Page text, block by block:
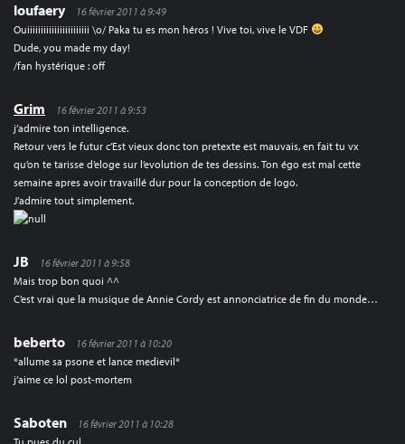
loufaery
16 février 2011 à 9:49
Ouiiiiiiiiiiiiiiiiiiiiiii \o/ Paka tu es mon héros ! Vive toi, vive le VDF
Dude, you made my day!
/fan hystérique : off
Grim
16 février 2011 à 9:53
j’admire ton intelligence.
Retour vers le futur c’Est vieux donc ton pretexte est mauvais, en fait tu vx
qu’on te tarisse d’eloge sur l’evolution de tes dessins. Ton égo est mal cette
semaine apres avoir travaillé dur pour la conception de logo.
J’admire tout simplement.
JB
16 février 2011 à 9:58
Mais trop bon quoi ^^
C’est vrai que la musique de Annie Cordy est annonciatrice de fin du monde…
beberto
16 février 2011 à 10:20
*allume sa psone et lance medievil*
j’aime ce lol post-mortem
Saboten
16 février 2011 à 10:28